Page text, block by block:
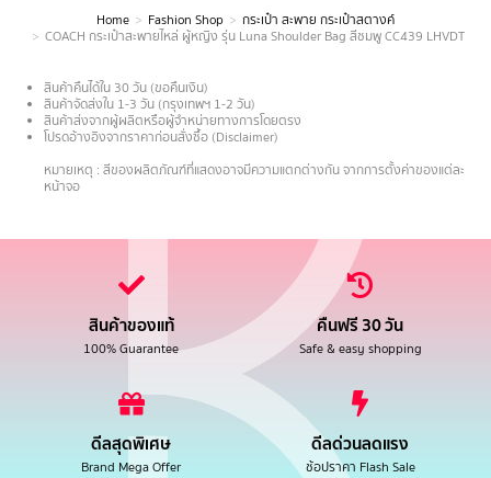
You are here:
Home Fashion Shop
กระเป๋า สะพาย กระเป๋าสตางค์
COACH กระเป๋าสะพายไหล่ ผู้หญิง รุ่น Luna Shoulder Bag สีชมพู CC439 LHVDT
สินค้าคืนได้ใน 30 วัน (ขอคืนเงิน)
สินค้าจัดส่งใน 1-3 วัน (กรุงเทพฯ 1-2 วัน)
สินค้าส่งจากผู้ผลิตหรือผู้จำหน่ายทางการโดยตรง
โปรดอ้างอิงจากราคาก่อนสั่งซื้อ (Disclaimer)
หมายเหตุ : สีของผลิตภัณฑ์ที่แสดงอาจมีความแตกต่างกัน จากการตั้งค่าของแต่ละ
หน้าจอ
สินค้าของแท้
100% Guarantee
คืนฟรี 30 วัน
Safe & easy shopping
ดีลสุดพิเศษ
Brand Mega Offer
ดีลด่วนลดแรง
ช้อปราคา Flash Sale